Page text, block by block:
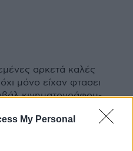
My Personal
αρκετά καλές
μόνο είχαν φτασει
κινηματογράφου-
έχει γίνει με κανέναν
και δεν αναφέρομαι